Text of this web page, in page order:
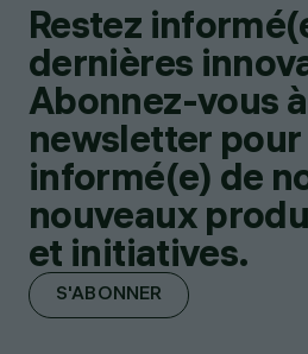
Restez
dernières
Abonnez-vous
newsletter
informé(e) de
nouveaux
et initiatives.
S'ABONNER